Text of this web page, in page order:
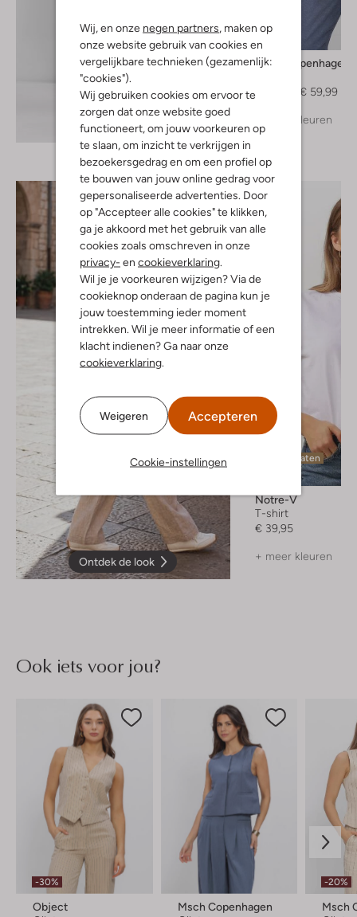
Wij, en onze negen partners, maken op
onze website gebruik van cookies en
vergelijkbare technieken (gezamenlijk:
"cookies").
Wij gebruiken cookies om ervoor te
zorgen dat onze website goed
functioneert, om jouw voorkeuren op
te slaan, om inzicht te verkrijgen in
bezoekersgedrag en om een profiel op
te bouwen van jouw online gedrag voor
gepersonaliseerde advertenties. Door
op "Accepteer alle cookies" te klikken,
ga je akkoord met het gebruik van alle
cookies zoals omschreven in onze
privacy- en cookieverklaring.
Wil je je voorkeuren wijzigen? Via de
cookieknop onderaan de pagina kun je
jouw toestemming ieder moment
intrekken. Wil je meer informatie of een
klacht indienen? Ga naar onze
cookieverklaring.
Weigeren Accepteren
Cookie-instellingen
Ontdek de look
Msch Copenhagen
€ 119,99
€ 59,99
+ meer kleuren
Ontdek de look
Laatste maten
Notre-V
T-shirt
€ 39,95
+ meer kleuren
Ook iets voor jou?
-30%
Object
Msch Copenhagen
-20%
Msch